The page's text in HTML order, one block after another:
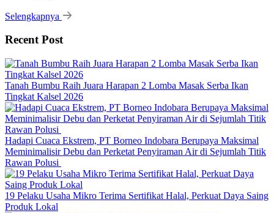
Selengkapnya
Recent Post
Tanah Bumbu Raih Juara Harapan 2 Lomba Masak Serba Ikan
Tingkat Kalsel 2026
Hadapi Cuaca Ekstrem, PT Borneo Indobara Berupaya Maksimal
Meminimalisir Debu dan Perketat Penyiraman Air di Sejumlah Titik
Rawan Polusi
19 Pelaku Usaha Mikro Terima Sertifikat Halal, Perkuat Daya Saing
Produk Lokal